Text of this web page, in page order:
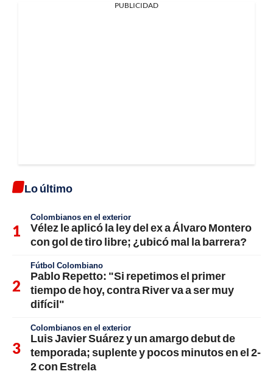
PUBLICIDAD
Lo último
Colombianos en el exterior
Vélez le aplicó la ley del ex a Álvaro Montero
con gol de tiro libre; ¿ubicó mal la barrera?
Fútbol Colombiano
Pablo Repetto: "Si repetimos el primer
tiempo de hoy, contra River va a ser muy
difícil"
Colombianos en el exterior
Luis Javier Suárez y un amargo debut de
temporada; suplente y pocos minutos en el 2-
2 con Estrela